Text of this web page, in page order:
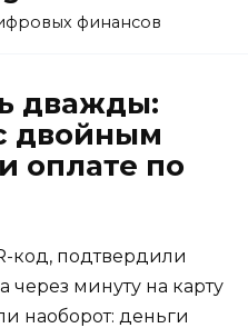
финансов
дважды:
двойным
оплате по
код, подтвердили
через минуту на карту
наоборот: деньги